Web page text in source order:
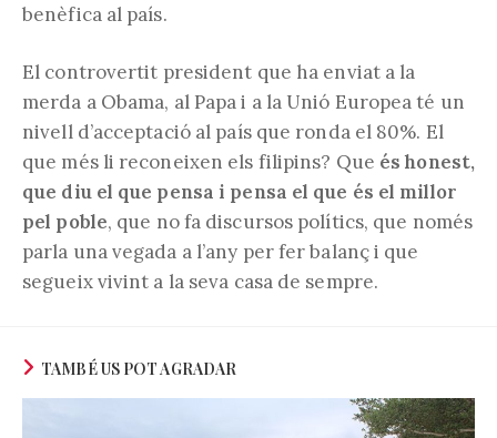
benèfica al país.
El controvertit president que ha enviat a la
merda a Obama, al Papa i a la Unió Europea té un
nivell d’acceptació al país que ronda el 80%. El
que més li reconeixen els filipins? Que és honest,
que diu el que pensa i pensa el que és el millor
pel poble, que no fa discursos polítics, que només
parla una vegada a l’any per fer balanç i que
segueix vivint a la seva casa de sempre.
TAMBÉ US POT AGRADAR